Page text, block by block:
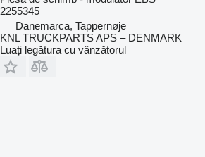
2255345
Danemarca, Tappernøje
KNL TRUCKPARTS APS – DENMARK
Luați legătura cu vânzătorul